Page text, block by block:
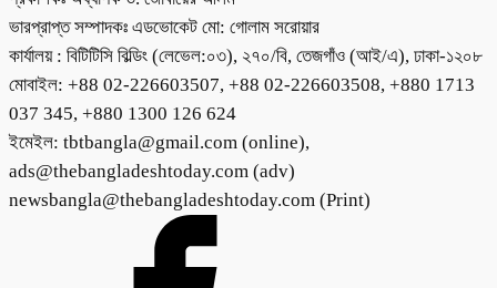
ভারপ্রাপ্ত সম্পাদকঃ এডভোকেট মো: গোলাম সরোয়ার
কার্যালয় : বিটিটিসি বিল্ডিং (লেভেল:০৩), ২৭০/বি, তেজগাঁও (আই/এ), ঢাকা-১২০৮
মোবাইল: +88 02-226603507, +88 02-226603508, +880 1713
037 345, +880 1300 126 624
ইমেইল: tbtbangla@gmail.com (online),
ads@thebangladeshtoday.com (adv)
newsbangla@thebangladeshtoday.com (Print)